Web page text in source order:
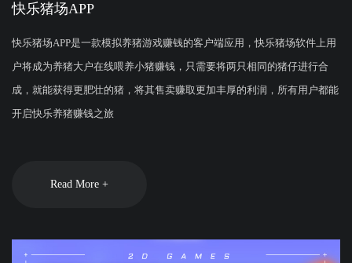
快乐猪场APP
快乐猪场APP是一款模拟养猪游戏赚钱的客户端应用，快乐猪场软件上用
户将成为养猪大户在线喂养小猪赚钱，只需要将两只相同的猪仔进行合
成，就能获得更肥壮的猪，将其售卖赚取更加丰厚的利润，所有用户都能
开启快乐养猪赚钱之旅
Read More +